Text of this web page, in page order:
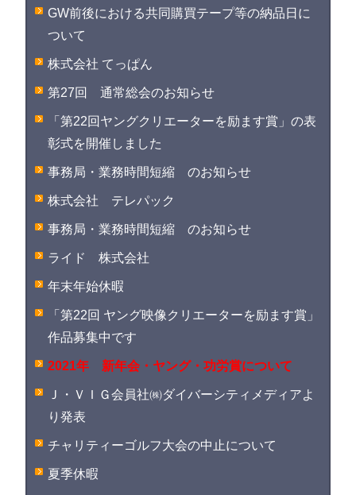
GW前後における共同購買テープ等の納品日に
ついて
株式会社 てっぱん
第27回 通常総会のお知らせ
「第22回ヤングクリエーターを励ます賞」の表
彰式を開催しました
事務局・業務時間短縮 のお知らせ
株式会社 テレパック
事務局・業務時間短縮 のお知らせ
ライド 株式会社
年末年始休暇
「第22回 ヤング映像クリエーターを励ます賞」
作品募集中です
2021年 新年会・ヤング・功労賞について
Ｊ・ＶＩＧ会員社㈱ダイバーシティメディアよ
り発表
チャリティーゴルフ大会の中止について
夏季休暇